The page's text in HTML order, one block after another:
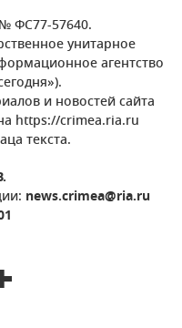
ФС77-57640.
унитарное
агентство
и новостей сайта
https://crimea.ria.ru
текста.
news.crimea@ria.ru